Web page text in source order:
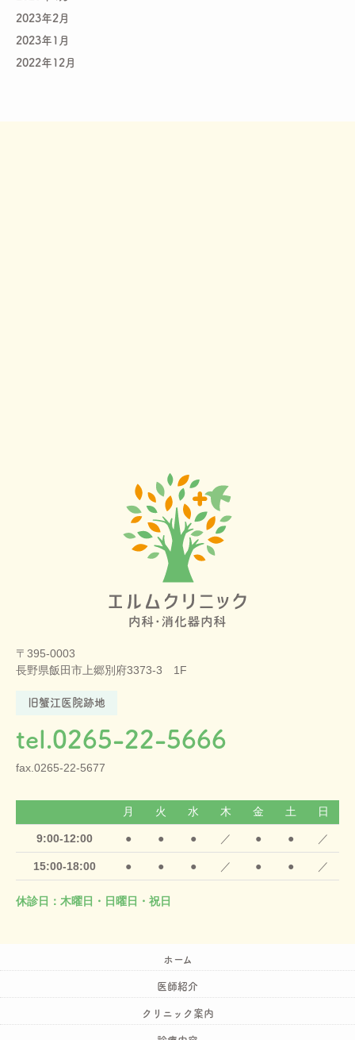
2023年2月
2023年1月
2022年12月
〒395-0003
長野県飯田市上郷別府3373-3 1F
旧蟹江医院跡地
tel.0265-22-5666
fax.0265-22-5677
月 火 水 木 金 土 日
9:00-12:00 ● ● ● ／ ● ● ／
15:00-18:00 ● ● ● ／ ● ● ／
休診日：木曜日・日曜日・祝日
ホーム
医師紹介
クリニック案内